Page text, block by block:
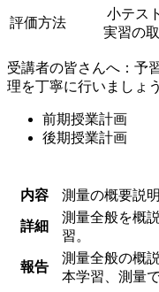
評価方法
小テス
実習の
受講者の皆さんへ：予
理を丁寧に行いましょう
前期授業計画
後期授業計画
内容
測量の概要説
詳細
測量全般を概
習。
報告
測量全般の概
本学習、測量